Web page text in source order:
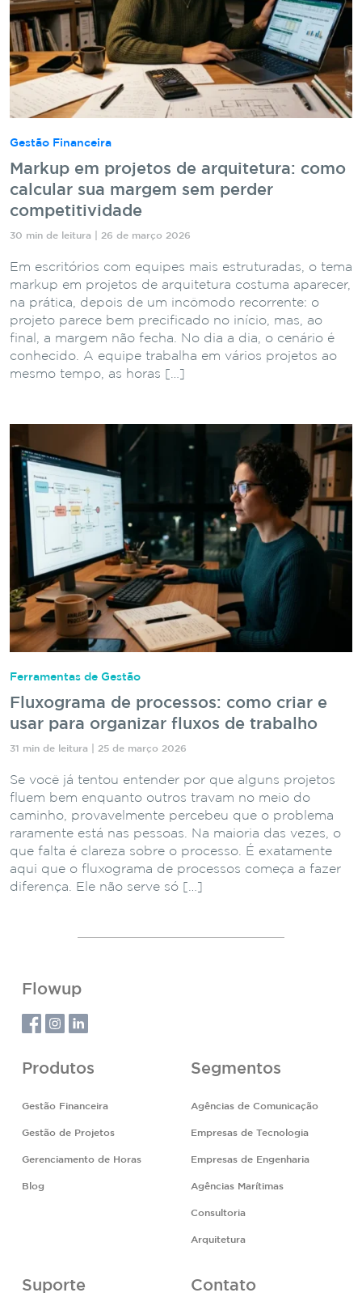
Gestão Financeira
Markup em projetos de arquitetura: como
calcular sua margem sem perder
competitividade
30 min de leitura | 26 de março 2026
Em escritórios com equipes mais estruturadas, o tema
markup em projetos de arquitetura costuma aparecer,
na prática, depois de um incômodo recorrente: o
projeto parece bem precificado no início, mas, ao
final, a margem não fecha. No dia a dia, o cenário é
conhecido. A equipe trabalha em vários projetos ao
mesmo tempo, as horas […]
Ferramentas de Gestão
Fluxograma de processos: como criar e
usar para organizar fluxos de trabalho
31 min de leitura | 25 de março 2026
Se você já tentou entender por que alguns projetos
fluem bem enquanto outros travam no meio do
caminho, provavelmente percebeu que o problema
raramente está nas pessoas. Na maioria das vezes, o
que falta é clareza sobre o processo. É exatamente
aqui que o fluxograma de processos começa a fazer
diferença. Ele não serve só […]
Flowup
Produtos
Gestão Financeira
Gestão de Projetos
Gerenciamento de Horas
Blog
Segmentos
Agências de Comunicação
Empresas de Tecnologia
Empresas de Engenharia
Agências Marítimas
Consultoria
Arquitetura
Suporte Contato